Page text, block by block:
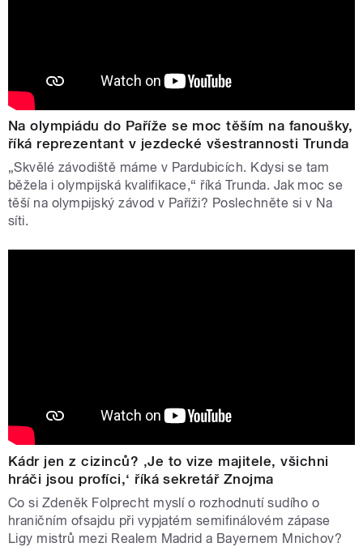
Na olympiádu do Paříže se moc těším na fanoušky,
říká reprezentant v jezdecké všestrannosti Trunda
„Skvělé závodiště máme v Pardubicích. Kdysi se tam
běžela i olympijská kvalifikace,“ říká Trunda. Jak moc se
těší na olympijský závod v Paříži? Poslechněte si v Na
síti.
Kádr jen z cizinců? ‚Je to vize majitele, všichni
hráči jsou profíci,‘ říká sekretář Znojma
Co si Zdeněk Folprecht myslí o rozhodnutí sudího o
hraničním ofsajdu při vypjatém semifinálovém zápase
Ligy mistrů mezi Realem Madrid a Bayernem Mnichov?